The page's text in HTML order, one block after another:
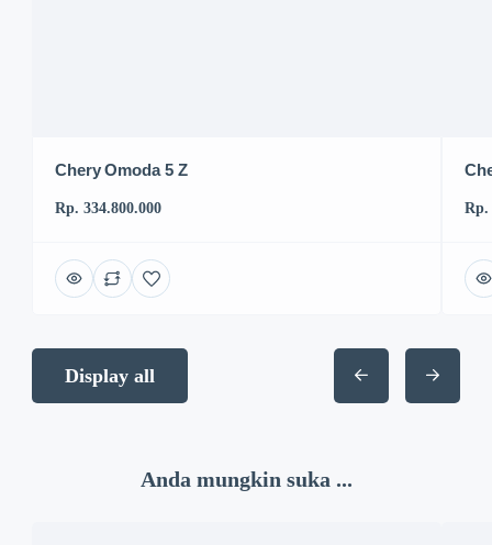
Chery Omoda 5 Z
Rp. 334.800.000 Rp.
Display all
Anda mungkin suka ...